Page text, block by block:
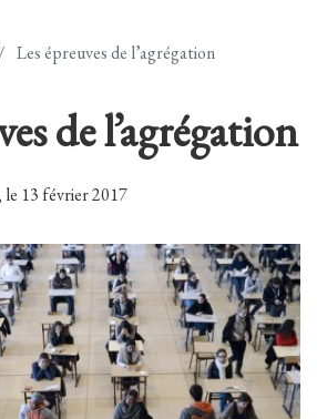
Les épreuves de l’agrégation
de l’agrégation
le 13 février 2017